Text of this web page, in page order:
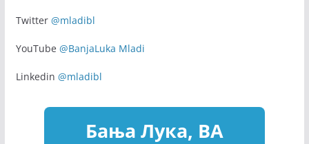
Twitter @mladibl
YouTube @BanjaLuka Mladi
Linkedin @mladibl
Бања Лука, BA